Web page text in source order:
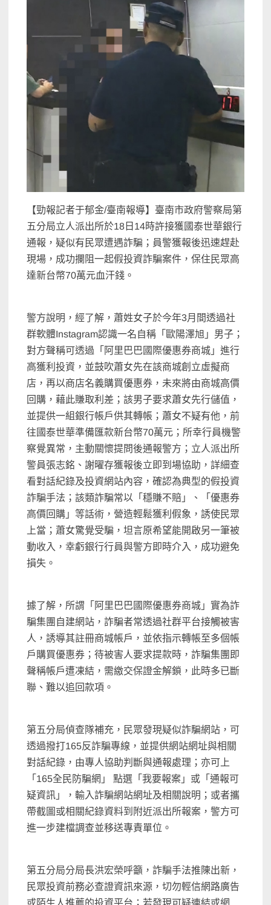
【勁報記者于郁金/臺南報導】臺南市政府警察局第
五分局立人派出所於18日14時許接獲國泰世華銀行
通報，疑似有民眾遭遇詐騙；員警獲報後迅速趕赴
現場，成功攔阻一起假投資詐騙案件，保住民眾高
達新台幣70萬元血汗錢。
警方說明，經了解，蕭姓女子於今年3月間透過社
群軟體Instagram認識一名自稱「歐陽澤旭」男子；
對方聲稱可透過「阿里巴巴國際優惠券商城」進行
高獲利投資，並鼓吹蕭女先在該商城創立虛擬商
店，再以商店名義購買優惠券，未來將由商城高價
回購，藉此賺取利差；該男子要求蕭女先行儲值，
並提供一組銀行帳戶供其轉帳；蕭女不疑有他，前
往國泰世華準備匯款新台幣70萬元；所幸行員機警
察覺異常，主動關懷提問後通報警方；立人派出所
警員張志銘、謝曜存獲報後立即到場協助，詳細查
看對話紀錄及投資網站內容，確認為典型的假投資
詐騙手法；該類詐騙常以「穩賺不賠」、「優惠券
高價回購」等話術，營造輕鬆獲利假象，誘使民眾
上當；蕭女驚覺受騙，坦言原希望能開啟另一筆被
動收入，幸虧銀行行員與警方即時介入，成功避免
損失。
據了解，所謂「阿里巴巴國際優惠券商城」實為詐
騙集團自建網站，詐騙者常透過社群平台接觸被害
人，誘導其註冊商城帳戶，並依指示轉帳至多個帳
戶購買優惠券；待被害人要求提款時，詐騙集團即
聲稱帳戶遭凍結，需繳交保證金解鎖，此時多已斷
聯、難以追回款項。
第五分局偵查隊補充，民眾發現疑似詐騙網站，可
透過撥打165反詐騙專線，並提供網站網址與相關
對話紀錄，由專人協助判斷與通報處理；亦可上
「165全民防騙網」 點選「我要報案」或「通報可
疑資訊」，輸入詐騙網站網址及相關說明；或者攜
帶截圖或相關紀錄資料到附近派出所報案，警方可
進一步建檔調查並移送專責單位。
第五分局分局長洪宏榮呼籲，詐騙手法推陳出新，
民眾投資前務必查證資訊來源，切勿輕信網路廣告
或陌生人推薦的投資平台；若發現可疑連結或網